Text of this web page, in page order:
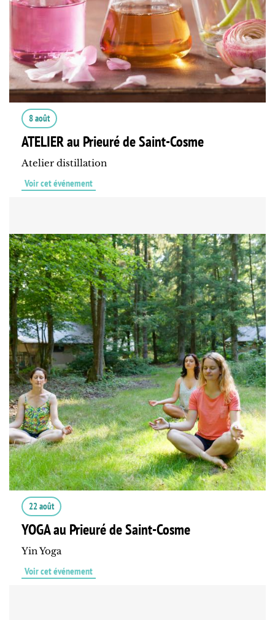
8 août
ATELIER au Prieuré de Saint-Cosme
Atelier distillation
Voir cet événement
22 août
YOGA au Prieuré de Saint-Cosme
Yin Yoga
Voir cet événement